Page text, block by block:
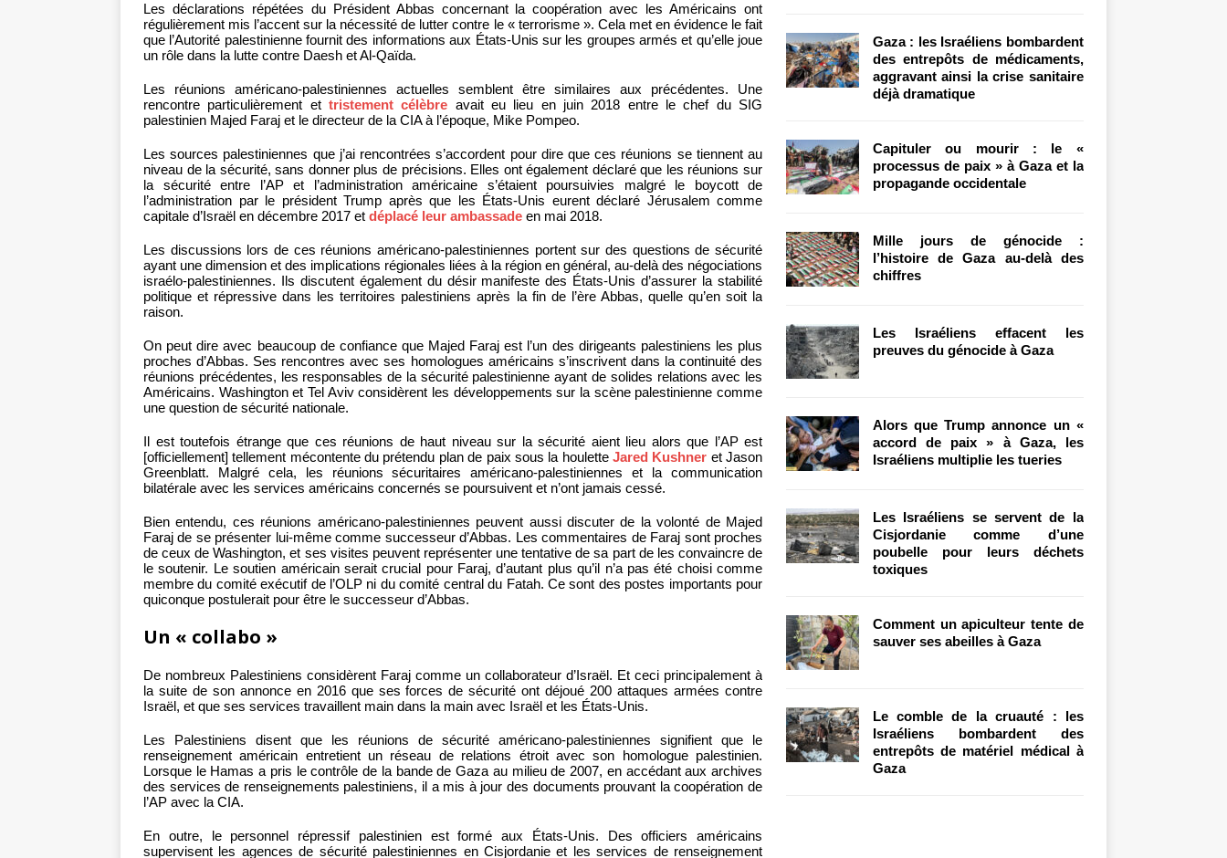
Les déclarations répétées du Président Abbas concernant la coopération avec les Américains ont
régulièrement mis l’accent sur la nécessité de lutter contre le « terrorisme ». Cela met en évidence le fait
que l’Autorité palestinienne fournit des informations aux États-Unis sur les groupes armés et qu’elle joue
un rôle dans la lutte contre Daesh et Al-Qaïda.
Les réunions américano-palestiniennes actuelles semblent être similaires aux précédentes. Une
rencontre particulièrement ettristement célèbre avait eu lieu en juin 2018 entre le chef du SIG
palestinien Majed Faraj et le directeur de la CIA à l’époque, Mike Pompeo.
Les sources palestiniennes que j’ai rencontrées s’accordent pour dire que ces réunions se tiennent au
niveau de la sécurité, sans donner plus de précisions. Elles ont également déclaré que les réunions sur
la sécurité entre l’AP et l’administration américaine s’étaient poursuivies malgré le boycott de
l’administration par le président Trump après que les États-Unis eurent déclaré Jérusalem comme
capitale d’Israël en décembre 2017 et déplacé leur ambassade en mai 2018.
Les discussions lors de ces réunions américano-palestiniennes portent sur des questions de sécurité
ayant une dimension et des implications régionales liées à la région en général, au-delà des négociations
israélo-palestiniennes. Ils discutent également du désir manifeste des États-Unis d’assurer la stabilité
politique et répressive dans les territoires palestiniens après la fin de l’ère Abbas, quelle qu’en soit la
raison.
On peut dire avec beaucoup de confiance que Majed Faraj est l’un des dirigeants palestiniens les plus
proches d’Abbas. Ses rencontres avec ses homologues américains s’inscrivent dans la continuité des
réunions précédentes, les responsables de la sécurité palestinienne ayant de solides relations avec les
Américains. Washington et Tel Aviv considèrent les développements sur la scène palestinienne comme
une question de sécurité nationale.
Il est toutefois étrange que ces réunions de haut niveau sur la sécurité aient lieu alors que l’AP est
[officiellement] tellement mécontente du prétendu plan de paix sous la houlette Jared Kushner et Jason
Greenblatt. Malgré cela, les réunions sécuritaires américano-palestiniennes et la communication
bilatérale avec les services américains concernés se poursuivent et n’ont jamais cessé.
Bien entendu, ces réunions américano-palestiniennes peuvent aussi discuter de la volonté de Majed
Faraj de se présenter lui-même comme successeur d’Abbas. Les commentaires de Faraj sont proches
de ceux de Washington, et ses visites peuvent représenter une tentative de sa part de les convaincre de
le soutenir. Le soutien américain serait crucial pour Faraj, d’autant plus qu’il n’a pas été choisi comme
membre du comité exécutif de l’OLP ni du comité central du Fatah. Ce sont des postes importants pour
quiconque postulerait pour être le successeur d’Abbas.
Un « collabo »
De nombreux Palestiniens considèrent Faraj comme un collaborateur d’Israël. Et ceci principalement à
la suite de son annonce en 2016 que ses forces de sécurité ont déjoué 200 attaques armées contre
Israël, et que ses services travaillent main dans la main avec Israël et les États-Unis.
Les Palestiniens disent que les réunions de sécurité américano-palestiniennes signifient que le
renseignement américain entretient un réseau de relations étroit avec son homologue palestinien.
Lorsque le Hamas a pris le contrôle de la bande de Gaza au milieu de 2007, en accédant aux archives
des services de renseignements palestiniens, il a mis à jour des documents prouvant la coopération de
l’AP avec la CIA.
En outre, le personnel répressif palestinien est formé aux États-Unis. Des officiers américains
supervisent les agences de sécurité palestiniennes en Cisjordanie et les services de renseignement
Gaza : les Israéliens bombardent
des entrepôts de médicaments,
aggravant ainsi la crise sanitaire
déjà dramatique
Capituler ou mourir : le «
processus de paix » à Gaza et la
propagande occidentale
Mille jours de génocide :
l’histoire de Gaza au-delà des
chiffres
Les Israéliens effacent les
preuves du génocide à Gaza
Alors que Trump annonce un «
accord de paix » à Gaza, les
Israéliens multiplie les tueries
Les Israéliens se servent de la
Cisjordanie comme d’une
poubelle pour leurs déchets
toxiques
Comment un apiculteur tente de
sauver ses abeilles à Gaza
Le comble de la cruauté : les
Israéliens bombardent des
entrepôts de matériel médical à
Gaza